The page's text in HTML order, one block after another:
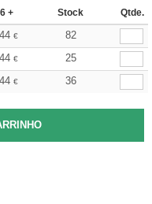
+ Stock Qtde.
€
82
€
25
€ 36